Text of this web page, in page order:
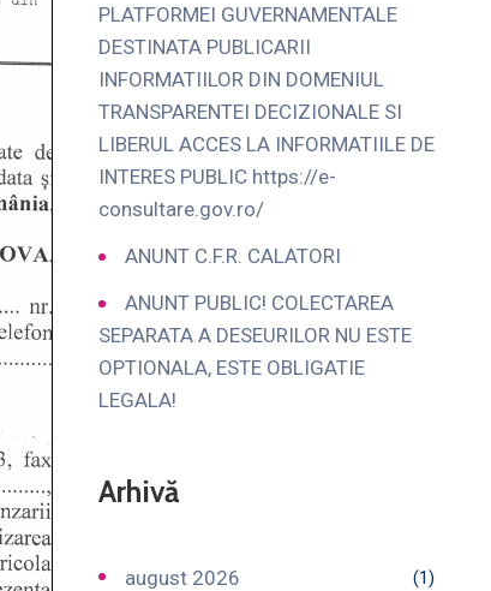
PLATFORMEI GUVERNAMENTALE
DESTINATA PUBLICARII
INFORMATIILOR DIN DOMENIUL
TRANSPARENTEI DECIZIONALE SI
LIBERUL ACCES LA INFORMATIILE DE
INTERES PUBLIC https://e-
consultare.gov.ro/
ANUNT C.F.R. CALATORI
ANUNT PUBLIC! COLECTAREA
SEPARATA A DESEURILOR NU ESTE
OPTIONALA, ESTE OBLIGATIE
LEGALA!
Arhivă
august 2026 (1)